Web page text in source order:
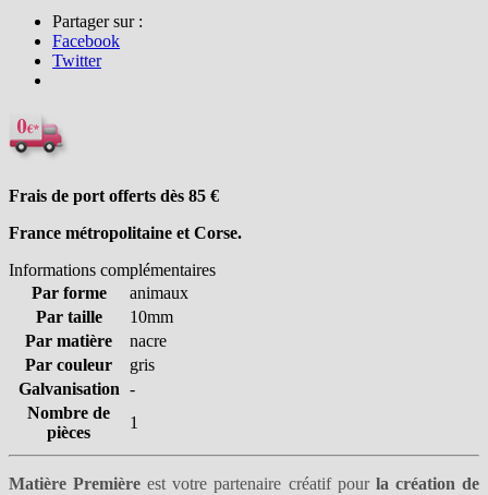
Partager sur :
Facebook
Twitter
Frais de port offerts dès 85 €
France métropolitaine et Corse.
Informations complémentaires
Par forme
animaux
Par taille
10mm
Par matière
nacre
Par couleur
gris
Galvanisation -
Nombre de
pièces
1
Matière Première est votre partenaire créatif pourla création de